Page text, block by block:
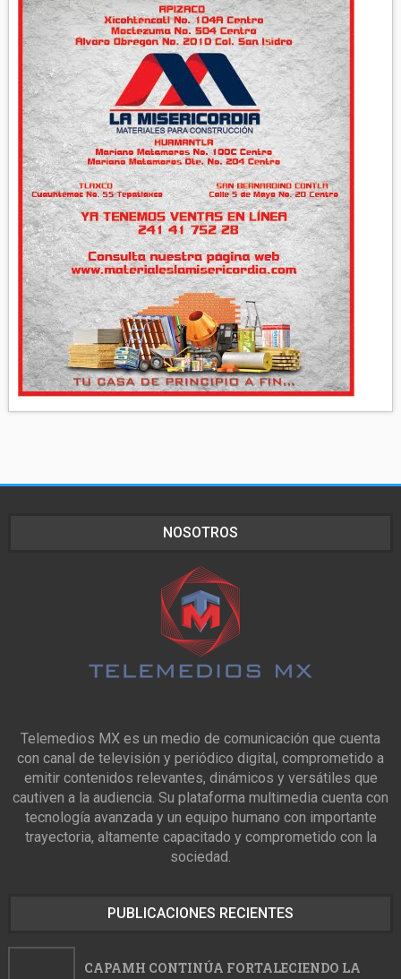
NOSOTROS
Telemedios MX es un medio de comunicación que cuenta
con canal de televisión y periódico digital, comprometido a
emitir contenidos relevantes, dinámicos y versátiles que
cautiven a la audiencia. Su plataforma multimedia cuenta con
tecnología avanzada y un equipo humano con importante
trayectoria, altamente capacitado y comprometido con la
sociedad.
PUBLICACIONES RECIENTES
CAPAMH CONTINÚA FORTALECIENDO LA